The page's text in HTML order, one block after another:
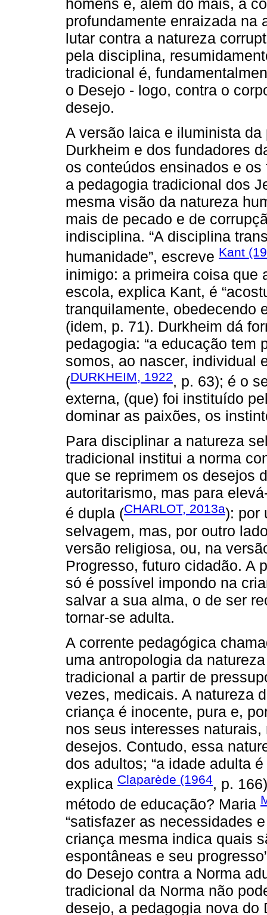
homens e, além do mais, a
profundamente enraizada na
lutar contra a natureza
pela disciplina,
tradicional é,
o Desejo - logo, contra o
desejo.
A versão laica e iluminista
Durkheim e dos fundadores
os conteúdos ensinados e
a pedagogia tradicional dos
mesma visão da natureza
mais de pecado e de
indisciplina. “A disciplina
humanidade”, escreve Kant
inimigo: a primeira coisa que
escola, explica Kant, é
tranquilamente, obedecendo
(idem, p. 71). Durkheim dá
pedagogia: “a educação tem
somos, ao nascer, individual
(DURKHEIM, 1922, p. 63); é o
externa, (que) foi instituído
dominar as paixões, os
Para disciplinar a natureza
tradicional institui a norma
que se reprimem os desejos
autoritarismo, mas para
é dupla (CHARLOT, 2013a): por
selvagem, mas, por outro
versão religiosa, ou, na
Progresso, futuro cidadão. A
só é possível impondo na
salvar a sua alma, o de ser
tornar-se adulta.
A corrente pedagógica
uma antropologia da
tradicional a partir de
vezes, medicais. A natureza
criança é inocente, pura e,
nos seus interesses
desejos. Contudo, essa
dos adultos; “a idade adulta
explica Claparède (1964, p.
método de educação? Maria
“satisfazer as necessidades
criança mesma indica quais
espontâneas e seu
do Desejo contra a Norma
tradicional da Norma não
desejo, a pedagogia nova